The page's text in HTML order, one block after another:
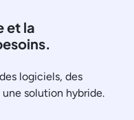
et la
logiciels, des
solution hybride.